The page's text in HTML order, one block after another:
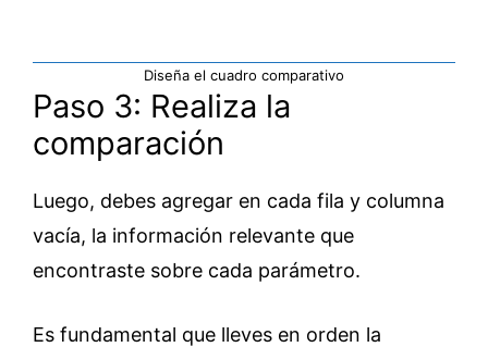
Diseña el cuadro comparativo
Paso 3: Realiza la
comparación
Luego, debes agregar en cada fila y columna
vacía, la información relevante que
encontraste sobre cada parámetro.
Es fundamental que lleves en orden la